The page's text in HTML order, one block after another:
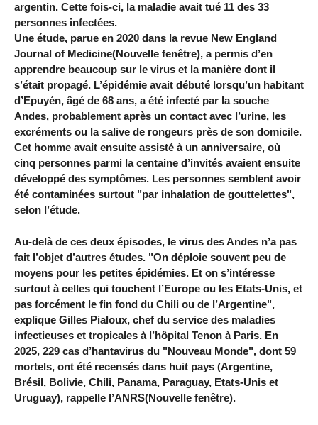
argentin. Cette fois-ci, la maladie avait tué 11 des 33
personnes infectées.
Une étude, parue en 2020 dans la revue New England
Journal of Medicine(Nouvelle fenêtre), a permis d’en
apprendre beaucoup sur le virus et la manière dont il
s’était propagé. L’épidémie avait débuté lorsqu’un habitant
d’Epuyén, âgé de 68 ans, a été infecté par la souche
Andes, probablement après un contact avec l’urine, les
excréments ou la salive de rongeurs près de son domicile.
Cet homme avait ensuite assisté à un anniversaire, où
cinq personnes parmi la centaine d’invités avaient ensuite
développé des symptômes. Les personnes semblent avoir
été contaminées surtout "par inhalation de gouttelettes",
selon l’étude.
Au-delà de ces deux épisodes, le virus des Andes n’a pas
fait l’objet d’autres études. "On déploie souvent peu de
moyens pour les petites épidémies. Et on s’intéresse
surtout à celles qui touchent l’Europe ou les Etats-Unis, et
pas forcément le fin fond du Chili ou de l’Argentine",
explique Gilles Pialoux, chef du service des maladies
infectieuses et tropicales à l’hôpital Tenon à Paris. En
2025, 229 cas d’hantavirus du "Nouveau Monde", dont 59
mortels, ont été recensés dans huit pays (Argentine,
Brésil, Bolivie, Chili, Panama, Paraguay, Etats-Unis et
Uruguay), rappelle l’ANRS(Nouvelle fenêtre).